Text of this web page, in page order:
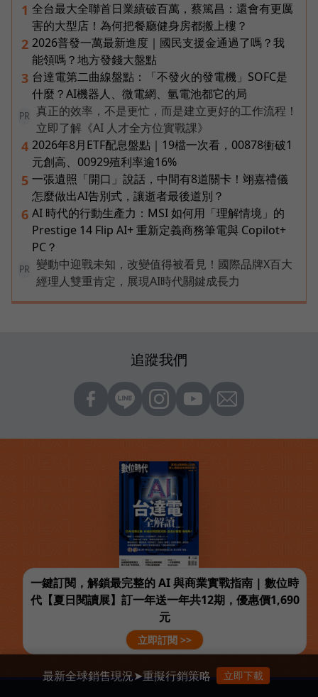
1 全台最大全聯首日業績破百萬，蔡篤昌：還會有更厲
害的大型店！為何把餐廳健身房都搬上樓？
2 2026普發一萬最新進度｜國民支援金通過了嗎？我
能領嗎？地方發錢大盤點
3 台達電第二曲線盤點：「不發火的發電機」SOFC是
什麼？AI機器人、微電網、氫電池都它的局
PR
真正的效率，不是更忙，而是建立更好的工作流程！
立即了解《AI 人才全方位實戰課》
4 2026年8月ETF配息盤點｜19檔一次看，00878衝破1
元創高、00929殖利率逾16%
5 一張遺照「開口」說話，中間有8道關卡！翊嘉禮儀
怎麼做出AI告別式，讓逝者最後道別？
6 AI 時代的行動生產力：MSI 如何用「理解情境」的
Prestige 14 Flip AI+ 重新定義商務筆電與 Copilot+
PC？
PR
變動中迎戰未知，改變值得被看見！國際品牌X百大
經理人雙重肯定，展現AI時代關鍵成長力
追蹤我們
一鍵訂閱，解鎖最完整的 AI 與商業實戰指南 | 數位時
代【夏日閱讀展】訂一年送一年共12期，優惠價1,690
元
立即訂閱 >>
最新全球銷售現況➤重擬行銷策略 立即下載